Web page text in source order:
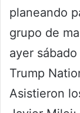
planeando
grupo de
ayer
Trump
Asistieron